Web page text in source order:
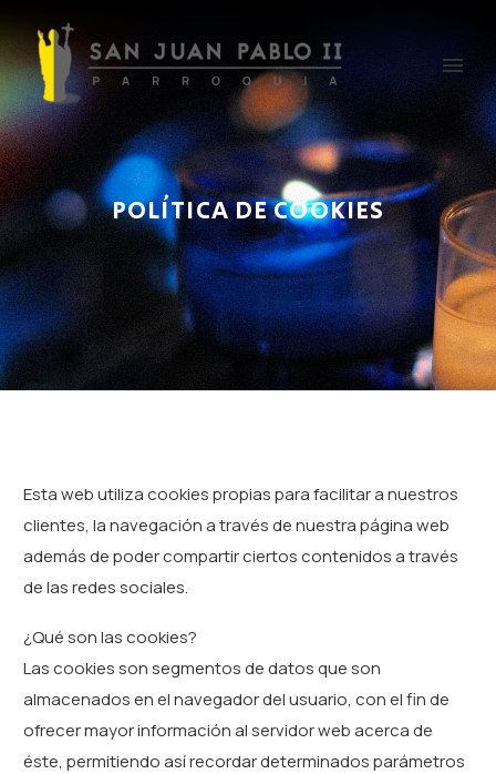
POLÍTICA DE COOKIES
Esta web utiliza cookies propias para facilitar a nuestros
clientes, la navegación a través de nuestra página web
además de poder compartir ciertos contenidos a través
de las redes sociales.
¿Qué son las cookies?
Las cookies son segmentos de datos que son
almacenados en el navegador del usuario, con el fin de
ofrecer mayor información al servidor web acerca de
éste, permitiendo así recordar determinados parámetros